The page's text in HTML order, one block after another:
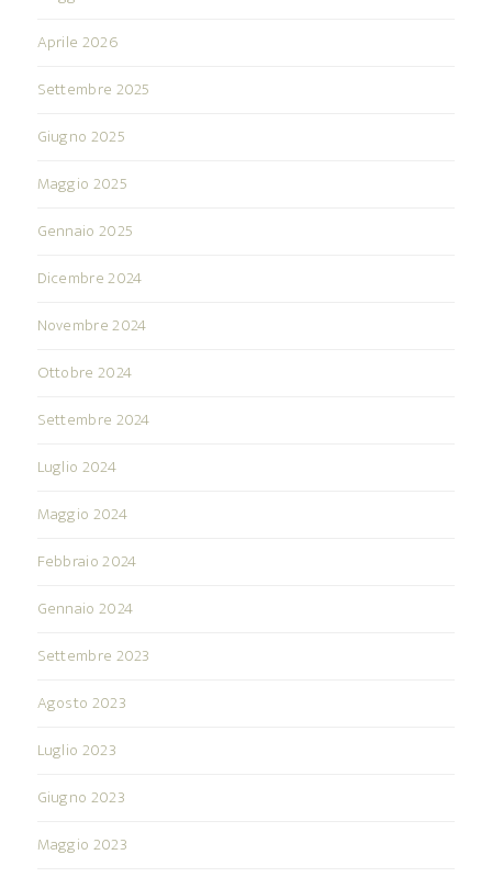
Aprile 2026
Settembre 2025
Giugno 2025
Maggio 2025
Gennaio 2025
Dicembre 2024
Novembre 2024
Ottobre 2024
Settembre 2024
Luglio 2024
Maggio 2024
Febbraio 2024
Gennaio 2024
Settembre 2023
Agosto 2023
Luglio 2023
Giugno 2023
Maggio 2023